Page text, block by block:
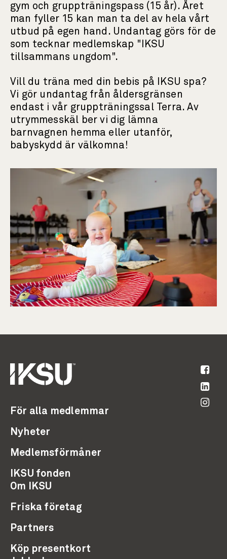
gym och gruppträningspass (15 år). Året
man fyller 15 kan man ta del av hela vårt
utbud på egen hand. Undantag görs för de
som tecknar medlemskap "IKSU
tillsammans ungdom".
Vill du träna med din bebis på IKSU spa?
Vi gör undantag från åldersgränsen
endast i vår gruppträningssal Terra. Av
utrymmesskäl ber vi dig lämna
barnvagnen hemma eller utanför,
babyskydd är välkomna!
För alla medlemmar
Nyheter
Medlemsförmåner
IKSU fonden
Om IKSU
Friska företag
Partners
Köp presentkort